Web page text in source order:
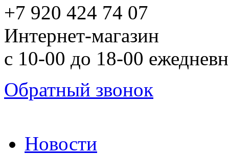
+7 920 424 74 07
Интернет-магазин
с 10-00 до 18-00
Обратный звонок
Новости